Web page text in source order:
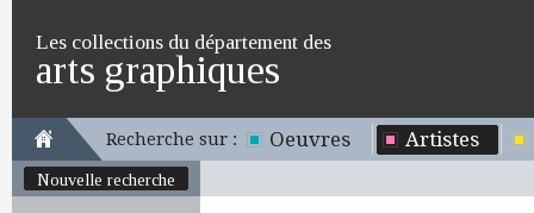
Les collections du département des
arts graphiques
Recherche sur : Oeuvres Artistes
Nouvelle recherche